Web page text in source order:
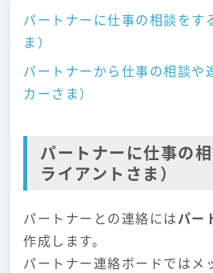
パートナーに仕事の相談をす
ま）
パートナーから仕事の相談や
カーさま）
パートナーに仕事の
ライアントさま）
パートナーとの連絡にはパー
作成します。
パートナー連絡ボードではメ